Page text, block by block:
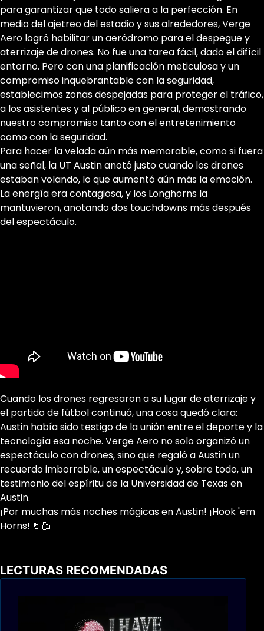
para garantizar que todo saliera a la perfección. En
medio del ajetreo del estadio y sus alrededores, Verge
Aero logró habilitar un aeródromo para el despegue y
aterrizaje de drones. No fue una tarea fácil, dado el difícil
entorno. Pero con una planificación meticulosa y un
compromiso inquebrantable con la seguridad,
establecimos zonas despejadas para proteger el tráfico,
a los asistentes y al público en general, demostrando
nuestro compromiso tanto con el entretenimiento
como con la seguridad.
Para hacer la velada aún más memorable, como si fuera
una señal, la UT Austin anotó justo cuando los drones
estaban volando, lo que aumentó aún más la emoción.
La energía era contagiosa, y los Longhorns la
mantuvieron, anotando dos touchdowns más después
del espectáculo.
Cuando los drones regresaron a su lugar de aterrizaje y
el partido de fútbol continuó, una cosa quedó clara:
Austin había sido testigo de la unión entre el deporte y la
tecnología esa noche. Verge Aero no solo organizó un
espectáculo con drones, sino que regaló a Austin un
recuerdo imborrable, un espectáculo y, sobre todo, un
testimonio del espíritu de la Universidad de Texas en
Austin.
¡Por muchas más noches mágicas en Austin! ¡Hook 'em
Horns! 🤘🏻‍
LECTURAS RECOMENDADAS